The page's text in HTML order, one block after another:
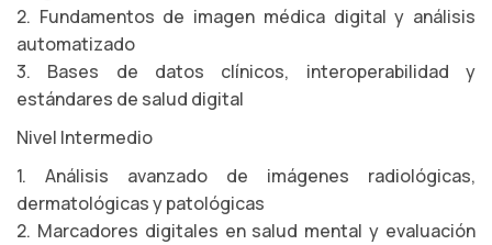
2. Fundamentos de imagen médica digital y análisis
automatizado
3. Bases de datos clínicos, interoperabilidad y
estándares de salud digital
Nivel Intermedio
1. Análisis avanzado de imágenes radiológicas,
dermatológicas y patológicas
2. Marcadores digitales en salud mental y evaluación